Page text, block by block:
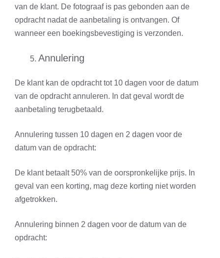
van de klant. De fotograaf is pas gebonden aan de
opdracht nadat de aanbetaling is ontvangen. Of
wanneer een boekingsbevestiging is verzonden.
Annulering
De klant kan de opdracht tot 10 dagen voor de datum
van de opdracht annuleren. In dat geval wordt de
aanbetaling terugbetaald.
Annulering tussen 10 dagen en 2 dagen voor de
datum van de opdracht:
De klant betaalt 50% van de oorspronkelijke prijs. In
geval van een korting, mag deze korting niet worden
afgetrokken.
Annulering binnen 2 dagen voor de datum van de
opdracht: